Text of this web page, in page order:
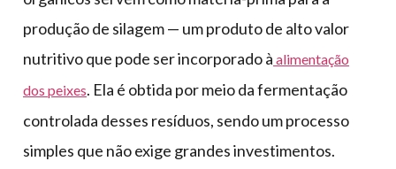
produção de silagem — um produto de alto valor
nutritivo que pode ser incorporado à alimentação
dos peixes. Ela é obtida por meio da fermentação
controlada desses resíduos, sendo um processo
simples que não exige grandes investimentos.